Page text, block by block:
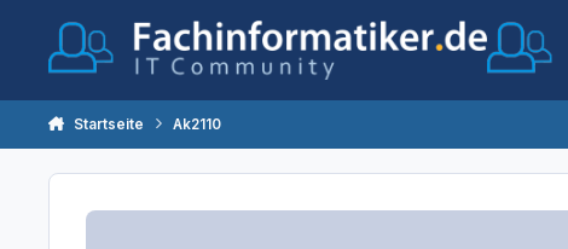
Startseite Ak2110